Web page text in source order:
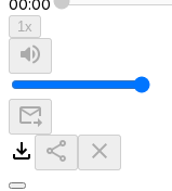
00:00
1x